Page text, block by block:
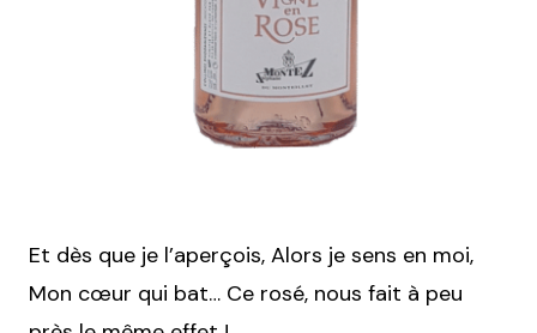
Et dès que je l’aperçois, Alors je sens en moi,
Mon cœur qui bat… Ce rosé, nous fait à peu